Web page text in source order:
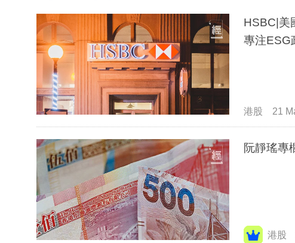
HSBC|美
專注ESG
港股 21
阮靜瑤專
港股